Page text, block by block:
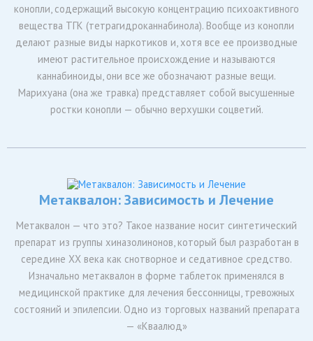
конопли, содержащий высокую концентрацию психоактивного
вещества ТГК (тетрагидроканнабинола). Вообще из конопли
делают разные виды наркотиков и, хотя все ее производные
имеют растительное происхождение и называются
каннабиноиды, они все же обозначают разные вещи.
Марихуана (она же травка) представляет собой высушенные
ростки конопли — обычно верхушки соцветий.
Метаквалон: Зависимость и Лечение
Метаквалон — что это? Такое название носит синтетический
препарат из группы хиназолинонов, который был разработан в
середине XX века как снотворное и седативное средство.
Изначально метаквалон в форме таблеток применялся в
медицинской практике для лечения бессонницы, тревожных
состояний и эпилепсии. Одно из торговых названий препарата
— «Кваалюд»